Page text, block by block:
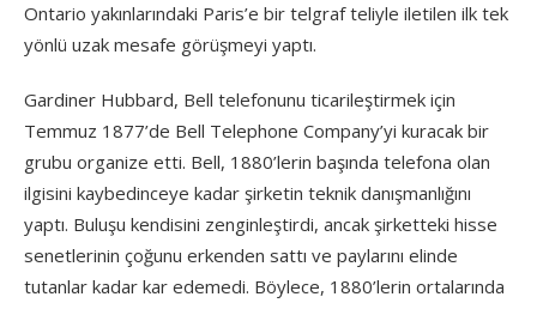
Ontario yakınlarındaki Paris’e bir telgraf teliyle iletilen ilk tek
yönlü uzak mesafe görüşmeyi yaptı.
Gardiner Hubbard, Bell telefonunu ticarileştirmek için
Temmuz 1877’de Bell Telephone Company’yi kuracak bir
grubu organize etti. Bell, 1880’lerin başında telefona olan
ilgisini kaybedinceye kadar şirketin teknik danışmanlığını
yaptı. Buluşu kendisini zenginleştirdi, ancak şirketteki hisse
senetlerinin çoğunu erkenden sattı ve paylarını elinde
tutanlar kadar kar edemedi. Böylece, 1880’lerin ortalarında